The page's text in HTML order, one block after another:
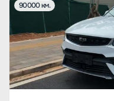
90000 км.